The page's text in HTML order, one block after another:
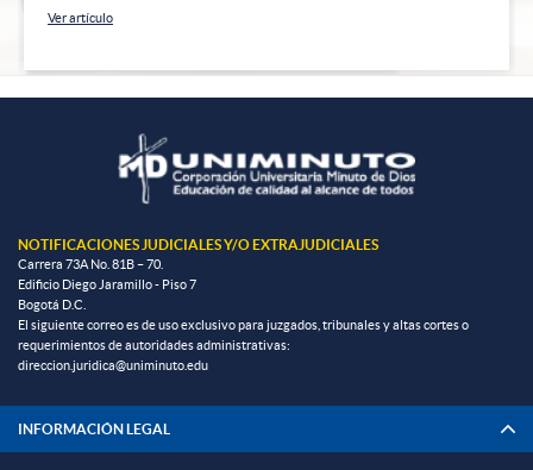
Ver artículo
NOTIFICACIONES JUDICIALES Y/O EXTRAJUDICIALES
Carrera 73A No. 81B – 70.
Edificio Diego Jaramillo - Piso 7
Bogotá D.C.
El siguiente correo es de uso exclusivo para juzgados, tribunales y altas cortes o
requerimientos de autoridades administrativas:
direccion.juridica@uniminuto.edu
INFORMACIÓN LEGAL